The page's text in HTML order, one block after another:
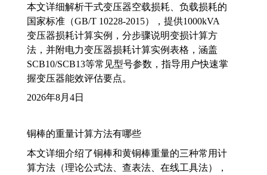
本文详细解析干式变压器空载损耗、负载损耗的
国家标准（GB/T 10228-2015），提供1000kVA
变压器损耗计算实例，分步骤说明变损计算方
法，并附电力变压器损耗计算实例表格，涵盖
SCB10/SCB13等常见型号参数，指导用户快速掌
握变压器能效评估要点。
2026年8月4日
铜棒的重量计算方法有哪些
本文详细介绍了铜棒和黄铜棒重量的三种常用计
算方法（理论公式法、查表法、在线工具法），